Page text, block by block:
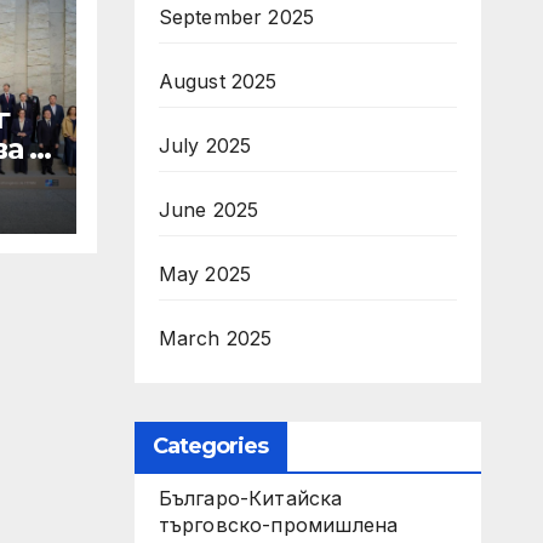
в
September 2025
August 2025
July 2025
June 2025
May 2025
March 2025
Categories
Българо-Китайска
търговско-промишлена